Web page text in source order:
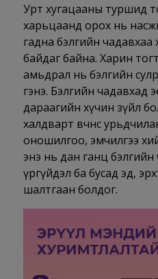
Урт хугацааны туршид
харьцаанд орох нь
гадна бэлгийн чадавхаа
байдаг байна. Харин
амьдрал нь бэлгийн
гэнэ. Бэлгийн чадавхад
дараагийн хүчин зүйл
халдварт өвчнөөс
оношилгоо, эмчилгээ
энэ нь дан ганц бэлгийн
үргүйдэл ба бусад эд,
шалтгаан болдог.